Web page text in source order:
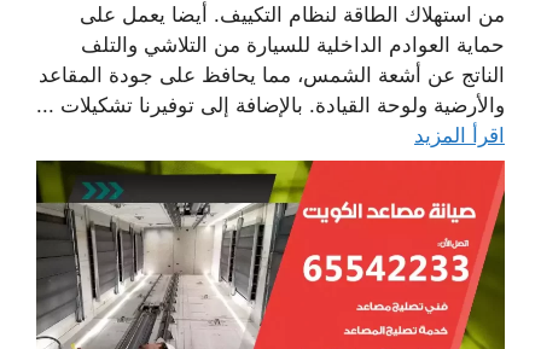
من استهلاك الطاقة لنظام التكييف. أيضا يعمل على
حماية العوادم الداخلية للسيارة من التلاشي والتلف
الناتج عن أشعة الشمس، مما يحافظ على جودة المقاعد
والأرضية ولوحة القيادة. بالإضافة إلى توفيرنا تشكيلات ...
اقرأ المزيد